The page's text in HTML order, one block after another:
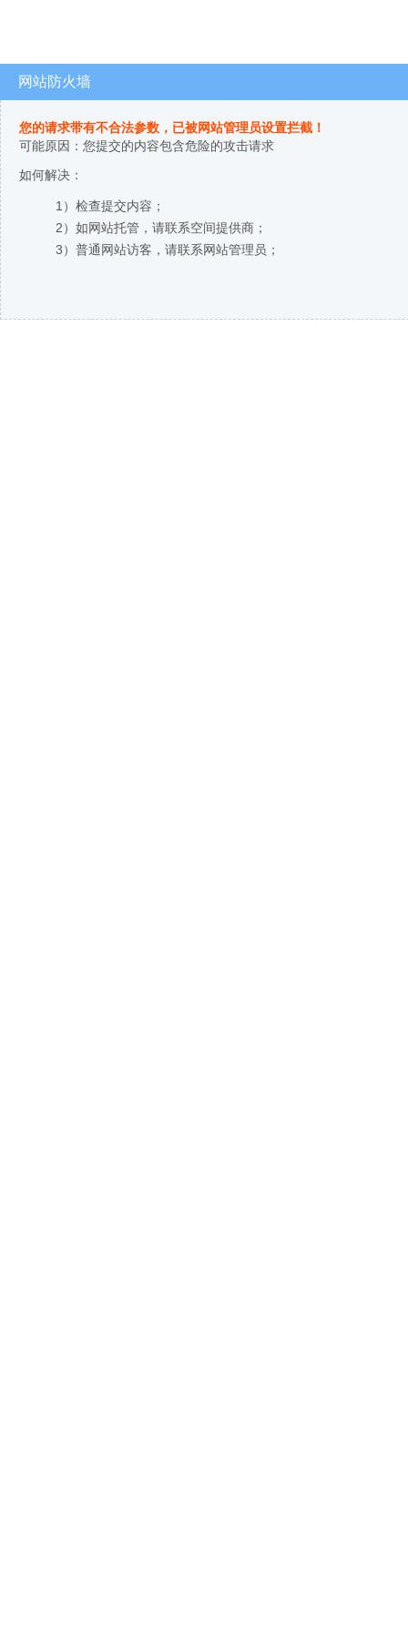
网站防火墙
您的请求带有不合法参数，已被网站管理员设置拦截！
可能原因：您提交的内容包含危险的攻击请求
如何解决：
1）检查提交内容；
2）如网站托管，请联系空间提供商；
3）普通网站访客，请联系网站管理员；